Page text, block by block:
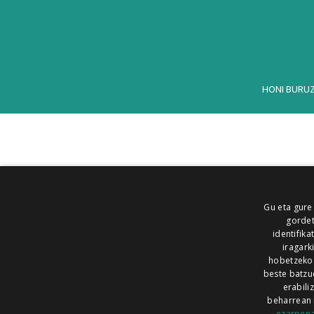
HONI BURUZ
Gu eta
hobetzeko.
beste
beharrean